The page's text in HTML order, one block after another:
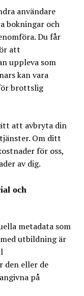
användare
bokningar och
Du får
att
uppleva som
kan vara
brottslig
att avbryta din
Om ditt
för oss,
av dig.
och
metadata som
utbildning är
eller de
på